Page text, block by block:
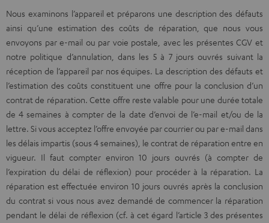
Nous examinons l’appareil et préparons une description des défauts
ainsi qu’une estimation des coûts de réparation, que nous vous
envoyons par e-mail ou par voie postale, avec les présentes CGV et
notre politique d’annulation, dans les 5 à 7 jours ouvrés suivant la
réception de l’appareil par nos équipes. La description des défauts et
l’estimation des coûts constituent une offre pour la conclusion d’un
contrat de réparation. Cette offre reste valable pour une durée totale
de 4 semaines à compter de la date d’envoi de l’e-mail et/ou de la
lettre. Si vous acceptez l’offre envoyée par courrier ou par e-mail dans
les délais impartis (sous 4 semaines), le contrat de réparation entre en
vigueur. Il faut compter environ 10 jours ouvrés (à compter de
l’expiration du délai de réflexion) pour procéder à la réparation. La
réparation est effectuée environ 10 jours ouvrés après la conclusion
du contrat si vous nous avez demandé de commencer la réparation
pendant le délai de réflexion (cf. à cet égard l’article 3 des présentes